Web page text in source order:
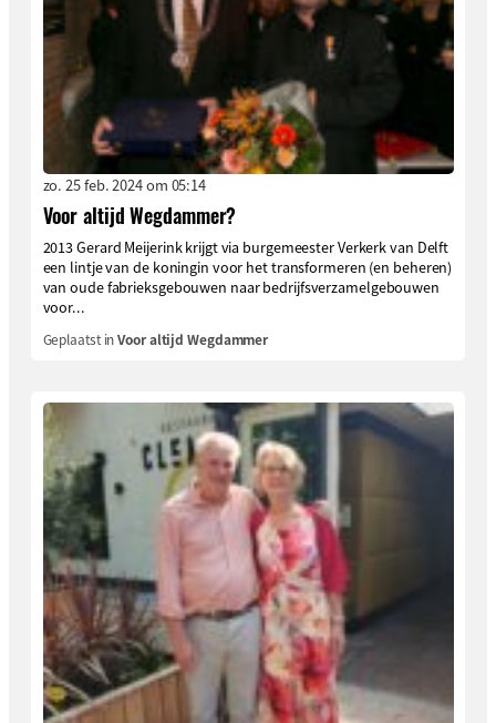
zo. 25 feb. 2024 om 05:14
Voor altijd Wegdammer?
2013 Gerard Meijerink krijgt via burgemeester Verkerk van Delft
een lintje van de koningin voor het transformeren (en beheren)
van oude fabrieksgebouwen naar bedrijfsverzamelgebouwen
voor...
Geplaatst inVoor altijd Wegdammer